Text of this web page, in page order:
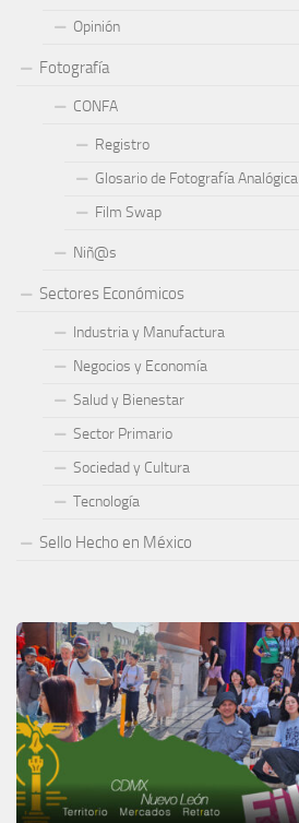
Opinión
Fotografía
CONFA
Registro
Glosario de Fotografía Analógica
Film Swap
Niñ@s
Sectores Económicos
Industria y Manufactura
Negocios y Economía
Salud y Bienestar
Sector Primario
Sociedad y Cultura
Tecnología
Sello Hecho en México